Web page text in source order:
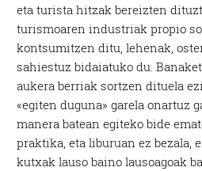
eta turista hitzak bereizten
turismoaren industriak propio
kontsumitzen ditu, lehenak,
sahiestuz bidaiatuko du.
aukera berriak sortzen dituela
«egiten duguna» garela onartuz
manera batean egiteko bide
praktika, eta liburuan ez bezala,
kutxak lauso baino lausoagoak